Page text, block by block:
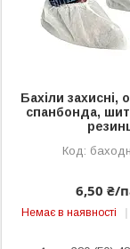
Бахіли захисні,
спанбонда,
6,50 ₴/
Немає в наявності